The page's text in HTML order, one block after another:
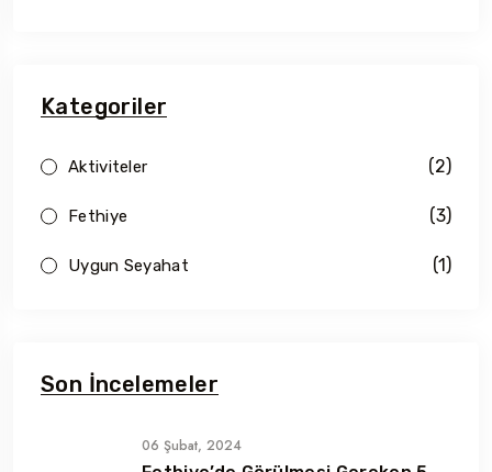
Kategoriler
Aktiviteler (2)
Fethiye (3)
Uygun Seyahat (1)
Son İncelemeler
06 Şubat, 2024